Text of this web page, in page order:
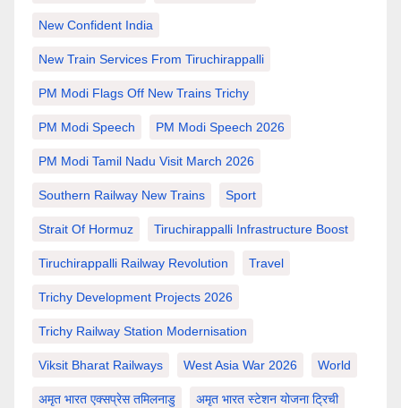
New Confident India
New Train Services From Tiruchirappalli
PM Modi Flags Off New Trains Trichy
PM Modi Speech PM Modi Speech 2026
PM Modi Tamil Nadu Visit March 2026
Southern Railway New Trains Sport
Strait Of Hormuz Tiruchirappalli Infrastructure Boost
Tiruchirappalli Railway Revolution Travel
Trichy Development Projects 2026
Trichy Railway Station Modernisation
Viksit Bharat Railways West Asia War 2026 World
अमृत भारत एक्सप्रेस तमिलनाडु अमृत भारत स्टेशन योजना ट्रिची